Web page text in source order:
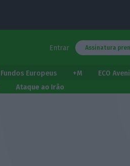
Entrar Assinatura
Fundos Europeus +M
ECO
Ataque ao Irão